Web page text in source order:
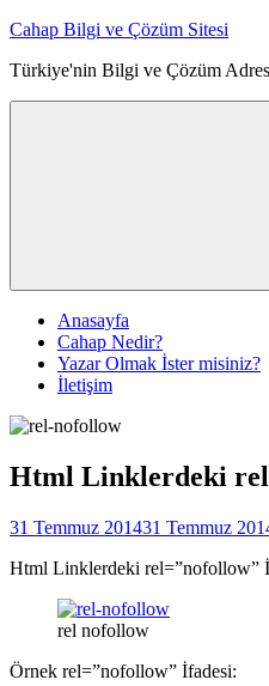
İçeriğe
Cahap Bilgi ve Çözüm Sitesi
Türkiye'nin Bilgi ve Çözüm
Anasayfa
Cahap Nedir?
Yazar Olmak İster misiniz?
İletişim
Html Linklerdeki
31 Temmuz 201431 Temmuz
Html Linklerdeki rel=”nofollow”
rel nofollow
Örnek rel=”nofollow” İfadesi: